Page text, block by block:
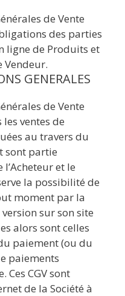
de Vente
des parties
ligne de Produits et
Vendeur.
GENERALES
de Vente
les ventes de
au travers du
sont partie
et le
la possibilité de
moment par la
sur son site
alors sont celles
paiement (ou du
paiements
CGV sont
de la Société à